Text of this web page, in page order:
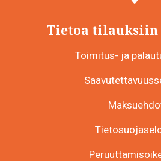
Tietoa
Toimitus- ja